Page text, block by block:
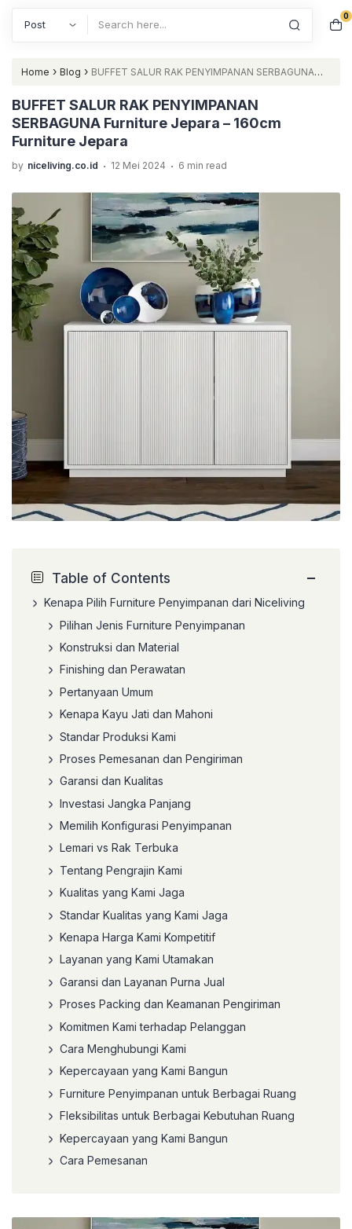
0
Home › Blog › BUFFET SALUR RAK PENYIMPANAN SERBAGUNA
Furniture Jepara – 160cm Furniture Jepara
BUFFET SALUR RAK PENYIMPANAN
SERBAGUNA Furniture Jepara – 160cm
Furniture Jepara
by niceliving.co.id . 12 Mei 2024 . 6 min read
Table of Contents −
Kenapa Pilih Furniture Penyimpanan dari Niceliving
Pilihan Jenis Furniture Penyimpanan
Konstruksi dan Material
Finishing dan Perawatan
Pertanyaan Umum
Kenapa Kayu Jati dan Mahoni
Standar Produksi Kami
Proses Pemesanan dan Pengiriman
Garansi dan Kualitas
Investasi Jangka Panjang
Memilih Konfigurasi Penyimpanan
Lemari vs Rak Terbuka
Tentang Pengrajin Kami
Kualitas yang Kami Jaga
Standar Kualitas yang Kami Jaga
Kenapa Harga Kami Kompetitif
Layanan yang Kami Utamakan
Garansi dan Layanan Purna Jual
Proses Packing dan Keamanan Pengiriman
Komitmen Kami terhadap Pelanggan
Cara Menghubungi Kami
Kepercayaan yang Kami Bangun
Furniture Penyimpanan untuk Berbagai Ruang
Fleksibilitas untuk Berbagai Kebutuhan Ruang
Kepercayaan yang Kami Bangun
Cara Pemesanan